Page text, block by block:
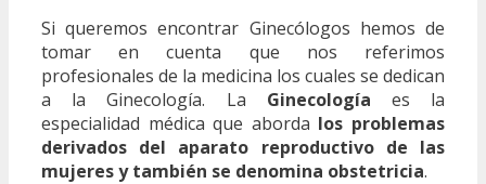
Si queremos encontrar Ginecólogos hemos de
tomar en cuenta que nos referimos
profesionales de la medicina los cuales se dedican
a la Ginecología. La Ginecología es la
especialidad médica que aborda los problemas
derivados del aparato reproductivo de las
mujeres y también se denomina obstetricia.